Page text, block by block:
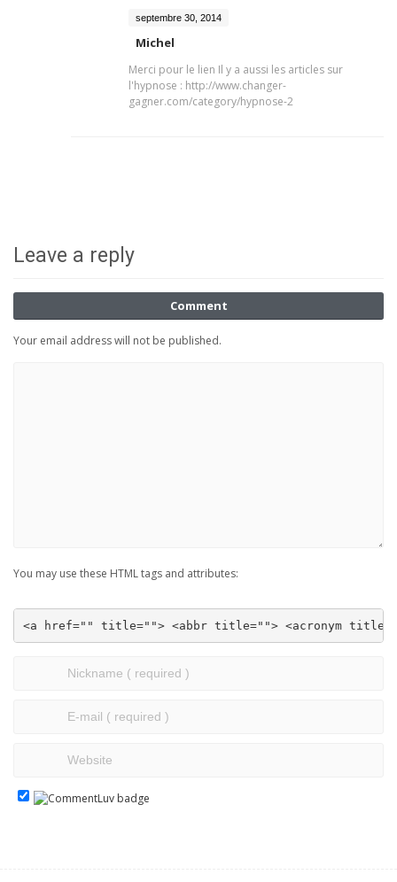
septembre 30, 2014
Michel
Merci pour le lien Il y a aussi les articles sur
l'hypnose : http://www.changer-
gagner.com/category/hypnose-2
Leave a reply
Comment
Your email address will not be published.
You may use these HTML tags and attributes:
<a href="" title=""> <abbr title=""> <acronym